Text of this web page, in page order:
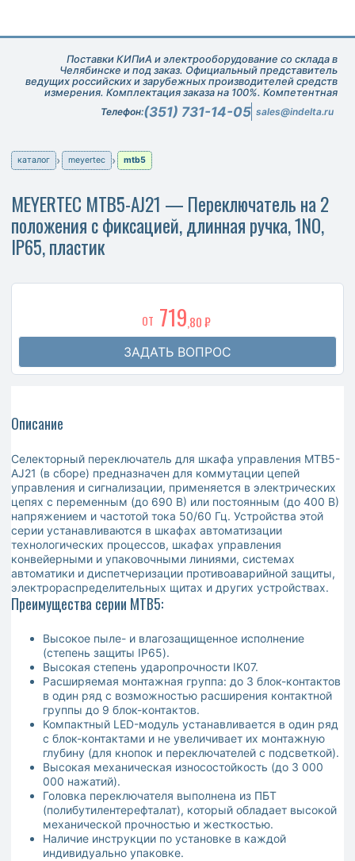
Поставки КИПиА и электрооборудование со склада в
Челябинске и под заказ. Официальный представитель
ведущих российских и зарубежных производителей средств
измерения. Комплектация заказа на 100%. Компетентная
техническая поддержка при подборе оборудования.
Телефон:(351) 731-14-05 sales@indelta.ru
каталог meyertec mtb5
MEYERTEC MTB5-AJ21 — Переключатель на 2
положения с фиксацией, длинная ручка, 1NO,
IP65, пластик
ОТ 719,80 ₽
ЗАДАТЬ ВОПРОС
Описание
Селекторный переключатель для шкафа управления MTB5-
AJ21 (в сборе) предназначен для коммутации цепей
управления и сигнализации, применяется в электрических
цепях с переменным (до 690 В) или постоянным (до 400 В)
напряжением и частотой тока 50/60 Гц. Устройства этой
серии устанавливаются в шкафах автоматизации
технологических процессов, шкафах управления
конвейерными и упаковочными линиями, системах
автоматики и диспетчеризации противоаварийной защиты,
электрораспределительных щитах и других устройствах.
Преимущества серии MTB5:
Высокое пыле- и влагозащищенное исполнение
(степень защиты IP65).
Высокая степень ударопрочности IK07.
Расширяемая монтажная группа: до 3 блок-контактов
в один ряд с возможностью расширения контактной
группы до 9 блок-контактов.
Компактный LED-модуль устанавливается в один ряд
с блок-контактами и не увеличивает их монтажную
глубину (для кнопок и переключателей с подсветкой).
Высокая механическая износостойкость (до 3 000
000 нажатий).
Головка переключателя выполнена из ПБТ
(полибутилентерефталат), который обладает высокой
механической прочностью и жесткостью.
Наличие инструкции по установке в каждой
индивидуально упаковке.